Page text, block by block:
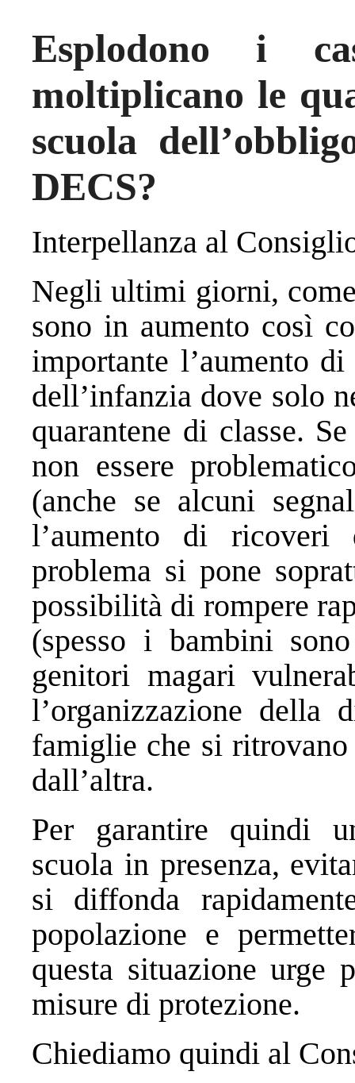
Esplodono i
moltiplicano le
scuola
DECS?
Interpellanza al
Negli ultimi giorni,
sono in aumento così
importante l’aumento
dell’infanzia dove solo
quarantene di classe.
non essere
(anche se alcuni
l’aumento di
problema si pone
possibilità di rompere
(spesso i bambini
genitori magari
l’organizzazione della
famiglie che si
dall’altra.
Per garantire quindi
scuola in presenza,
si diffonda
popolazione e
questa situazione urge
misure di protezione.
Chiediamo quindi al